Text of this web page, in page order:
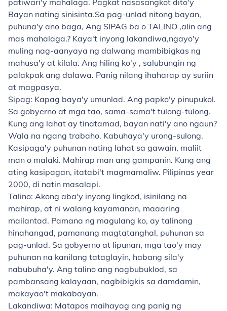
patiwari'y mahalaga. Pagkat nasasangkot dito'y
Bayan nating sinisinta.Sa pag-unlad nitong bayan,
puhuna'y ano baga, Ang SIPAG ba o TALINO ,alin ang
mas mahalaga.? Kaya't inyong lakandiwa,ngayo'y
muling nag-aanyaya ng dalwang mambibigkas ng
mahusa'y at kilala. Ang hiling ko'y , salubungin ng
palakpak ang dalawa. Panig nilang ihaharap ay suriin
at magpasya.
Sipag: Kapag baya'y umunlad. Ang papko'y pinupukol.
Sa gobyerno at mga tao, sama-sama't tulong-tulong.
Kung ang lahat ay tinatamad, bayan nati'y ano ngaun?
Wala na ngang trabaho. Kabuhaya'y urong-sulong.
Kasipaga'y puhunan nating lahat sa gawain, maliit
man o malaki. Mahirap man ang gampanin. Kung ang
ating kasipagan, itatabi't magmamaliw. Pilipinas year
2000, di natin masalapi.
Talino: Akong aba'y inyong lingkod, isinilang na
mahirap, at ni walang kayamanan, maaaring
mailantad. Pamana ng magulang ko, ay talinong
hinahangad, pamanang magtatanghal, puhunan sa
pag-unlad. Sa gobyerno at lipunan, mga tao'y may
puhunan na kanilang tataglayin, habang sila'y
nabubuha'y. Ang talino ang nagbubuklod, sa
pambansang kalayaan, nagbibigkis sa damdamin,
makayao't makabayan.
Lakandiwa: Matapos maihayag ang panig ng